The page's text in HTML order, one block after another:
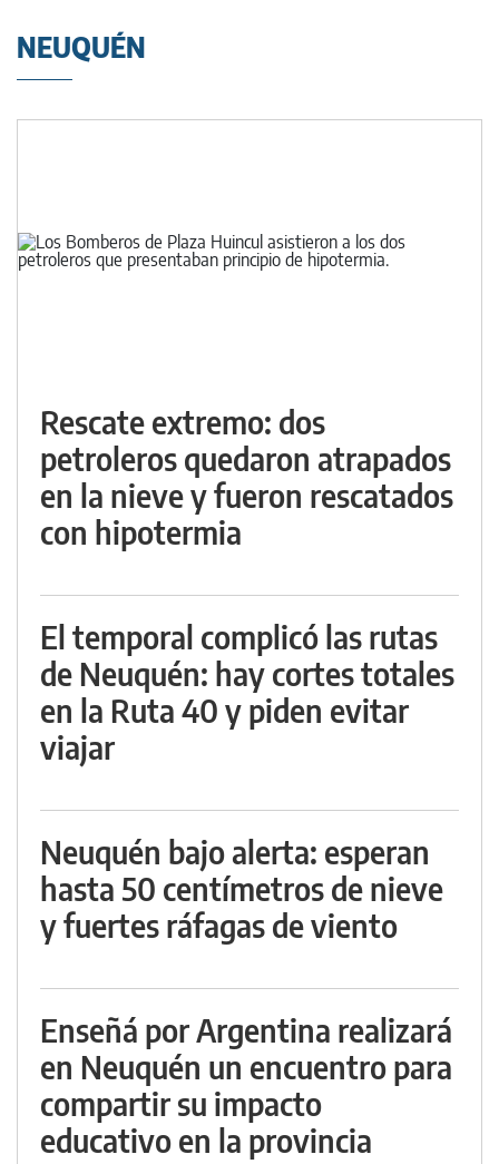
NEUQUÉN
Rescate extremo: dos
petroleros quedaron atrapados
en la nieve y fueron rescatados
con hipotermia
El temporal complicó las rutas
de Neuquén: hay cortes totales
en la Ruta 40 y piden evitar
viajar
Neuquén bajo alerta: esperan
hasta 50 centímetros de nieve
y fuertes ráfagas de viento
Enseñá por Argentina realizará
en Neuquén un encuentro para
compartir su impacto
educativo en la provincia